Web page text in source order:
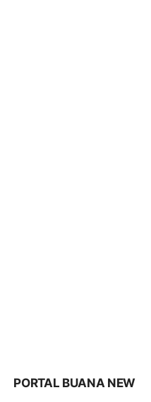
PORTAL BUANA NEW